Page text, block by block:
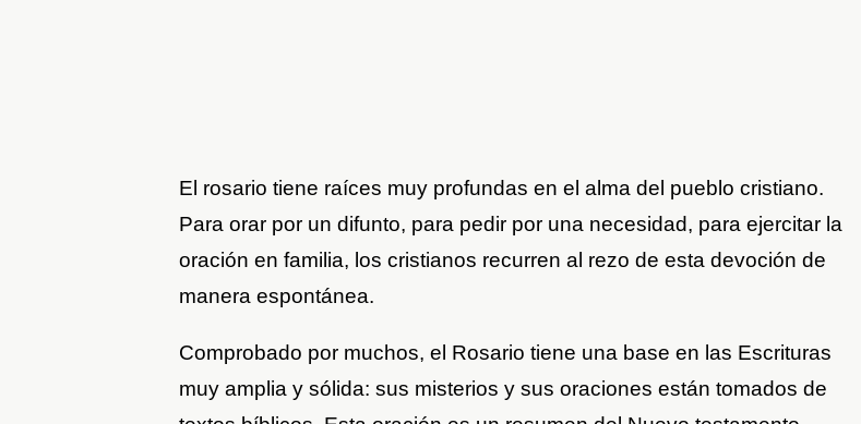
El rosario tiene raíces muy profundas en el alma del pueblo cristiano.
Para orar por un difunto, para pedir por una necesidad, para ejercitar la
oración en familia, los cristianos recurren al rezo de esta devoción de
manera espontánea.
Comprobado por muchos, el Rosario tiene una base en las Escrituras
muy amplia y sólida: sus misterios y sus oraciones están tomados de